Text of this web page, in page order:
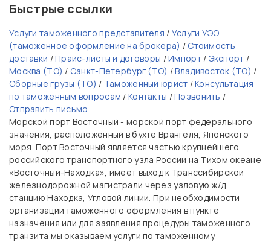
Быстрые ссылки
Услуги таможенного представителя / Услуги УЭО
(таможенное оформление на брокера) / Стоимость
доставки /Прайс-листы и договоры /Импорт/ Экспорт /
Москва (ТО) / Санкт-Петербург (ТО) /Владивосток (ТО) /
Сборные грузы (ТО) / Таможенный юрист /Консультация
по таможенным вопросам /Контакты /Позвонить /
Отправить письмо
Морской порт Восточный - морской порт федерального
значения, расположенный в бухте Врангеля, Японского
моря. Порт Восточный является частью крупнейшего
российского транспортного узла России на Тихом океане
«Восточный-Находка», имеет выход к Транссибирской
железнодорожной магистрали через узловую ж/д
станцию Находка, Угловой линии. При необходимости
организации таможенного оформления в пункте
назначения или для заявления процедуры таможенного
транзита мы оказываем услуги по таможенному